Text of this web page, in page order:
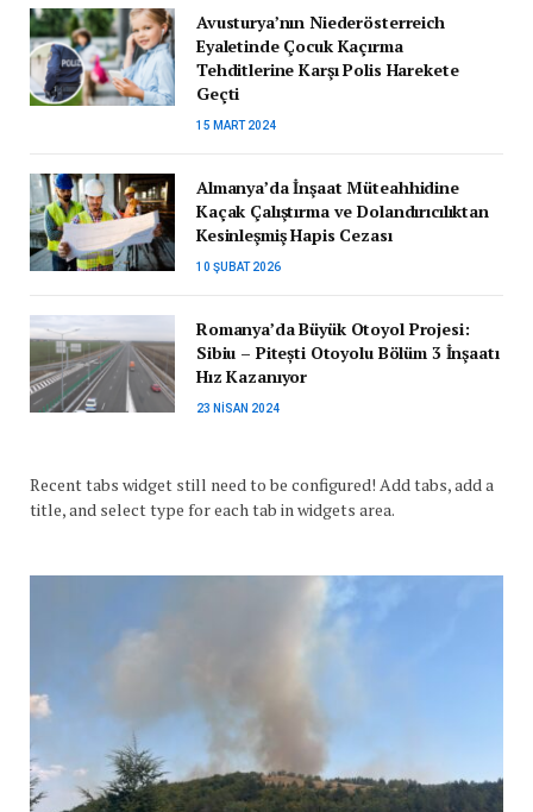
Avusturya’nın Niederösterreich
Eyaletinde Çocuk Kaçırma
Tehditlerine Karşı Polis Harekete
Geçti
15 MART 2024
Almanya’da İnşaat Müteahhidine
Kaçak Çalıştırma ve Dolandırıcılıktan
Kesinleşmiş Hapis Cezası
10 ŞUBAT 2026
Romanya’da Büyük Otoyol Projesi:
Sibiu – Pitești Otoyolu Bölüm 3 İnşaatı
Hız Kazanıyor
23 NISAN 2024
Recent tabs widget still need to be configured! Add tabs, add a
title, and select type for each tab in widgets area.